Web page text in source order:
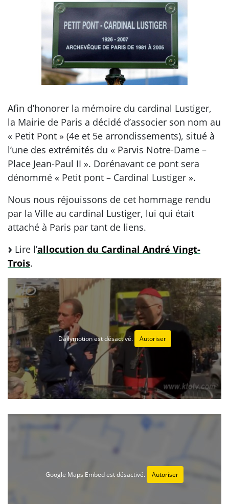
Afin d’honorer la mémoire du cardinal Lustiger,
la Mairie de Paris a décidé d’associer son nom au
« Petit Pont » (4e et 5e arrondissements), situé à
l’une des extrémités du « Parvis Notre-Dame –
Place Jean-Paul II ». Dorénavant ce pont sera
dénommé « Petit pont – Cardinal Lustiger ».
Nous nous réjouissons de cet hommage rendu
par la Ville au cardinal Lustiger, lui qui était
attaché à Paris par tant de liens.
Lire l’allocution du Cardinal André Vingt-
Trois.
Dailymotion est désactivé. Autoriser
Google Maps Embed est désactivé. Autoriser